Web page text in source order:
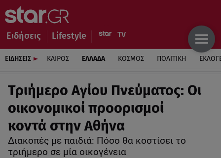
Ειδήσεις Lifestyle
ΕΙΔΗΣΕΙΣ ΚΑΙΡΟΣ ΕΛΛΑΔΑ ΚΟΣΜΟΣ ΠΟΛΙΤΙΚΗ
Τριήμερο Αγίου Πνεύματος: Οι
οικονομικοί προορισμοί
κοντά στην Αθήνα
Διακοπές με παιδιά: Πόσο θα κοστίσει το
τριήμερο σε μία οικογένεια